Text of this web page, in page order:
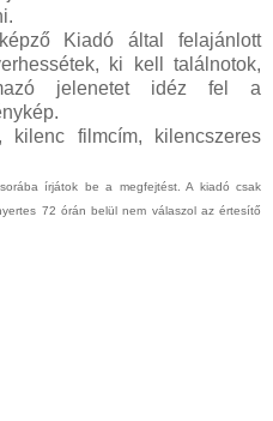
Kiadó által felajánlott
ki kell találnotok,
jelenetet idéz fel a
kilenc filmcím, kilencszeres
írjátok be a megfejtést. A kiadó csak
72 órán belül nem válaszol az értesítő